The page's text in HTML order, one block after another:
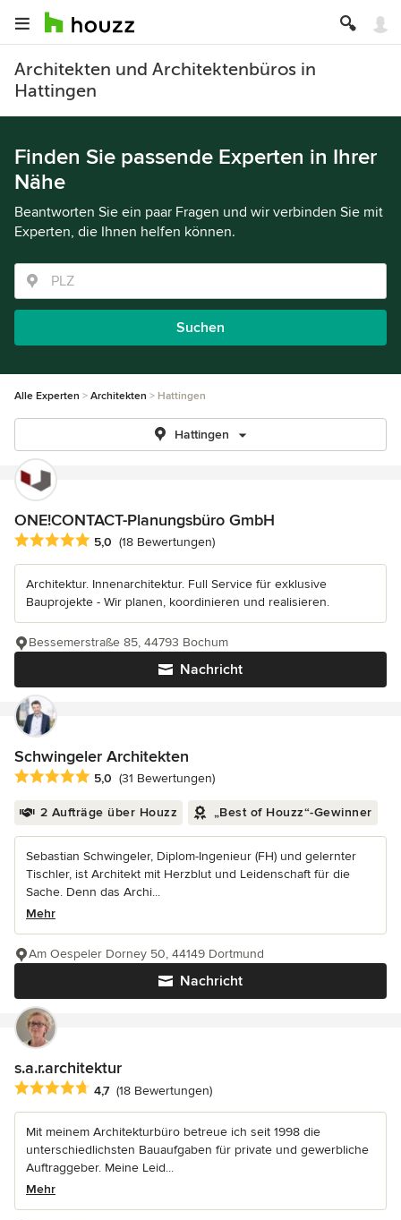
Architekten und Architektenbüros in
Hattingen
Finden Sie passende Experten in Ihrer
Nähe
Beantworten Sie ein paar Fragen und wir verbinden Sie mit
Experten, die Ihnen helfen können.
Suchen
Alle Experten Architekten Hattingen
Hattingen
ONE!CONTACT-Planungsbüro GmbH
Durchschnittliche Bewertung: 5 von 5 Sternen
5,0 (18 Bewertungen)
Architektur. Innenarchitektur. Full Service für exklusive
Bauprojekte - Wir planen, koordinieren und realisieren.
Nachricht
Bessemerstraße 85, 44793 Bochum
Schwingeler Architekten
Durchschnittliche Bewertung: 5 von 5 Sternen
5,0 (31 Bewertungen)
2 Aufträge über Houzz „Best of Houzz“-Gewinner
Sebastian Schwingeler, Diplom-Ingenieur (FH) und gelernter
Tischler, ist Architekt mit Herzblut und Leidenschaft für die
Sache. Denn das Archi...
Mehr
Nachricht
Am Oespeler Dorney 50, 44149 Dortmund
s.a.r.architektur
Durchschnittliche Bewertung: 4.7 von 5 Sternen
4,7 (18 Bewertungen)
Mit meinem Architekturbüro betreue ich seit 1998 die
unterschiedlichsten Bauaufgaben für private und gewerbliche
Auftraggeber. Meine Leid...
Mehr